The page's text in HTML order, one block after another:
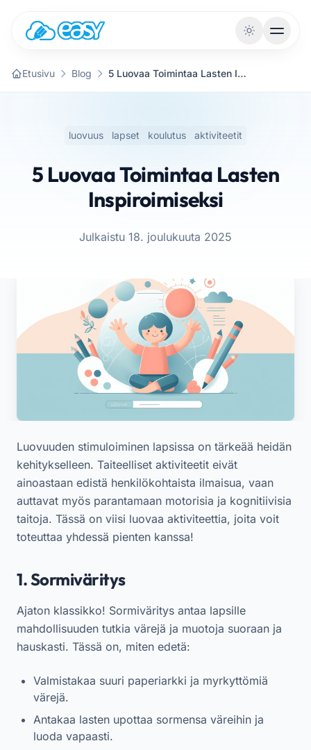
Etusivu Blog 5 Luovaa Toimintaa Lasten Inspiroimiseksi
luovuus lapset koulutus aktiviteetit
5 Luovaa Toimintaa Lasten
Inspiroimiseksi
Julkaistu 18. joulukuuta 2025
Luovuuden stimuloiminen lapsissa on tärkeää heidän
kehitykselleen. Taiteelliset aktiviteetit eivät
ainoastaan edistä henkilökohtaista ilmaisua, vaan
auttavat myös parantamaan motorisia ja kognitiivisia
taitoja. Tässä on viisi luovaa aktiviteettia, joita voit
toteuttaa yhdessä pienten kanssa!
1. Sormiväritys
Ajaton klassikko! Sormiväritys antaa lapsille
mahdollisuuden tutkia värejä ja muotoja suoraan ja
hauskasti. Tässä on, miten edetä:
Valmistakaa suuri paperiarkki ja myrkyttömiä
värejä.
Antakaa lasten upottaa sormensa väreihin ja
luoda vapaasti.